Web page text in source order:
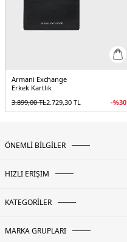
Armani Exchange
Erkek Kartlık
3.899,00TL2.729,30 TL -%30
ÖNEMLİ BİLGİLER
HIZLI ERİŞİM
KATEGORİLER
MARKA GRUPLARI